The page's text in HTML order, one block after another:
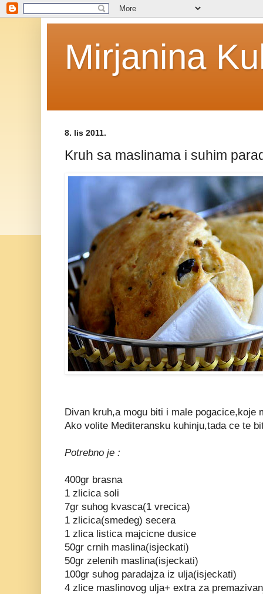
Mirjanina
8. lis 2011.
Kruh sa maslinama i suhim
Divan kruh,a mogu biti i male pogacice,koje
Ako volite Mediteransku kuhinju,tada ce te
Potrebno je :
400gr brasna
1 zlicica soli
7gr suhog kvasca(1 vrecica)
1 zlicica(smedeg) secera
1 zlica listica majcicne dusice
50gr crnih maslina(isjeckati)
50gr zelenih maslina(isjeckati)
100gr suhog paradajza iz ulja(isjeckati)
4 zlice maslinovog ulja+ extra za